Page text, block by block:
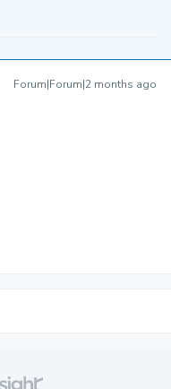
Forum|Forum|2 months ago